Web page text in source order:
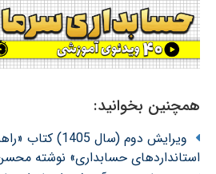
همچنین بخوانید:
ویرایش دوم (سال 1405)
استانداردهای حسابداری» نوشته